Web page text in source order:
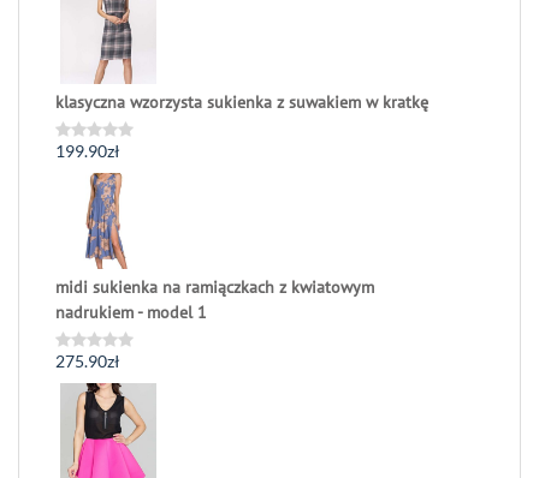
klasyczna wzorzysta sukienka z suwakiem w kratkę
Oceniono
199.90zł
midi sukienka na ramiączkach z kwiatowym
nadrukiem - model 1
Oceniono
0
275.90zł